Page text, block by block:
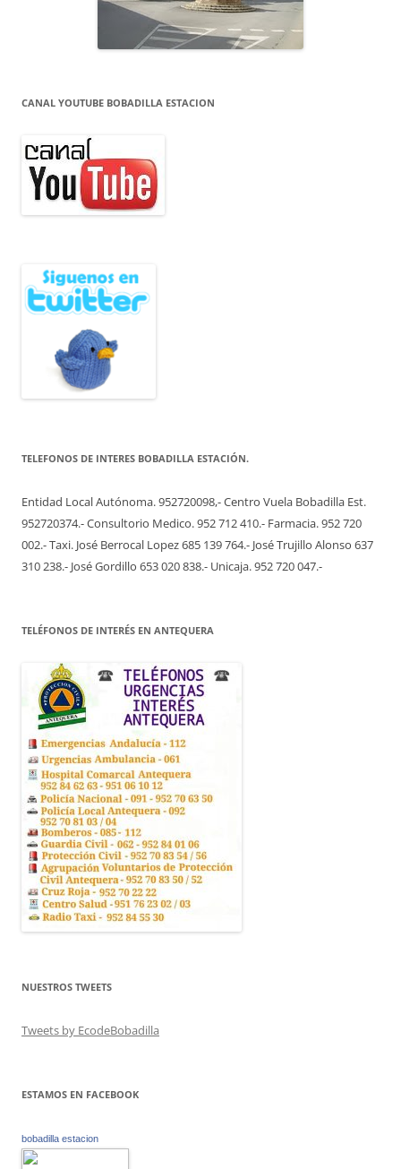
CANAL YOUTUBE BOBADILLA ESTACION
TELEFONOS DE INTERES BOBADILLA ESTACIÓN.
Entidad Local Autónoma. 952720098,- Centro Vuela Bobadilla Est.
952720374.- Consultorio Medico. 952 712 410.- Farmacia. 952 720
002.- Taxi. José Berrocal Lopez 685 139 764.- José Trujillo Alonso 637
310 238.- José Gordillo 653 020 838.- Unicaja. 952 720 047.-
TELÉFONOS DE INTERÉS EN ANTEQUERA
NUESTROS TWEETS
Tweets by EcodeBobadilla
ESTAMOS EN FACEBOOK
bobadilla estacion